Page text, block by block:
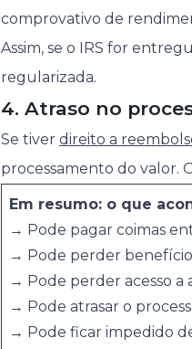
comprovativo de
Assim, se o IRS for
regularizada.
4. Atraso no
Se tiver direito a
processamento do valor.
Em resumo: o que
→ Pode pagar coimas
→ Pode perder
→ Pode perder acesso a
→ Pode atrasar o
→ Pode ficar impedido